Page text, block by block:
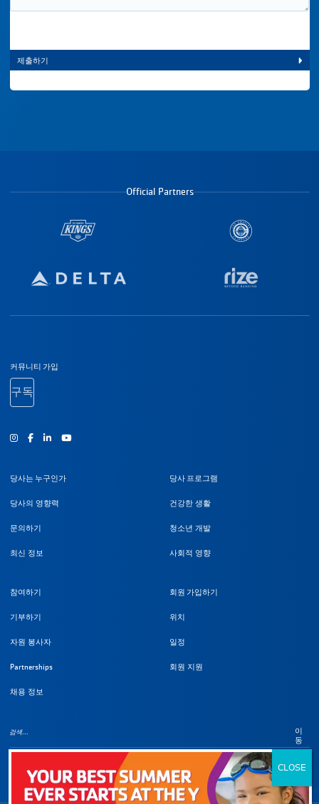
Official Partners
바닥글 탐색
커뮤니티 가입
구독
인스타그램
Facebook유튜브
당사는 누구인가
당사의 영향력
문의하기
최신 정보
당사 프로그램
건강한 생활
청소년 개발
사회적 영향
참여하기
기부하기
자원 봉사자
Partnerships
채용 정보
회원 가입하기
위치
일정
회원 지원
이
동